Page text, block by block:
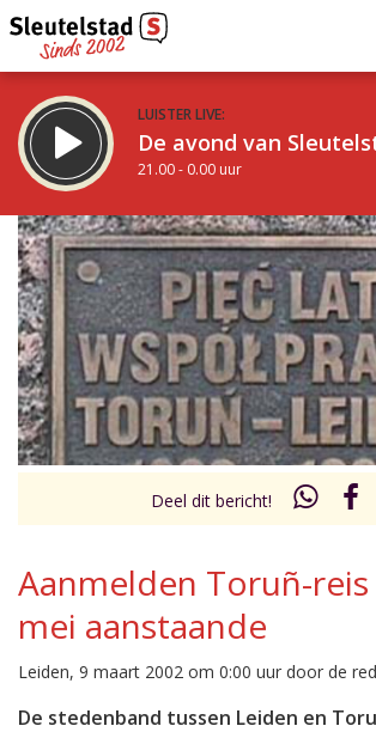
LUISTER LIVE:
De avond van
21.00 - 0.00 uur
STRAKS:
De nacht van Sleutelstad
0.00 - 6.00 uur
Vorig uur
uur 1 van 0
Inklappen
Deel dit bericht!
Aanmelden Toruñ-reis
mei aanstaande
Leiden, 9 maart 2002 om 0:00 uur door de
De stedenband tussen Leiden en